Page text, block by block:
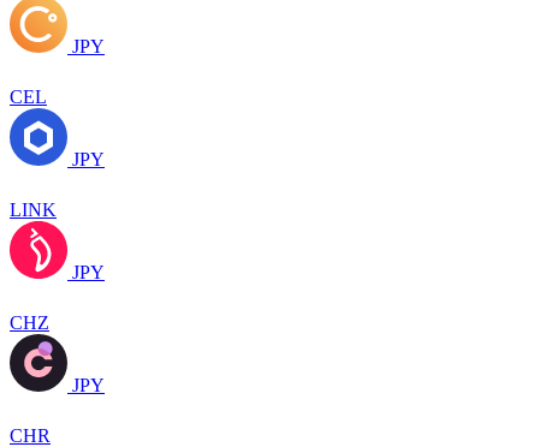
JPY
CEL
JPY
LINK
JPY
CHZ
JPY
CHR